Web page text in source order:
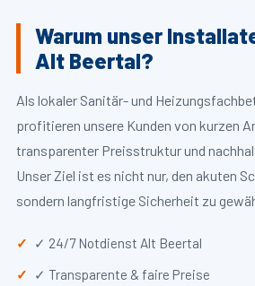
Warum unser
Alt Beertal?
Als lokaler Sanitär- und
profitieren unsere Kunden von kurzen
transparenter Preisstruktur und
Unser Ziel ist es nicht nur, den akuten
sondern langfristige Sicherheit zu
✓ 24/7 Notdienst Alt Beertal
✓ Transparente & faire Preise